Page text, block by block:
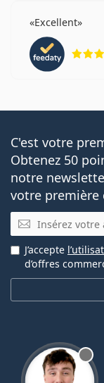
Excellent
C'est votre
Obtenez 50
notre
votre première
E-mail
J’accepte
d’offres